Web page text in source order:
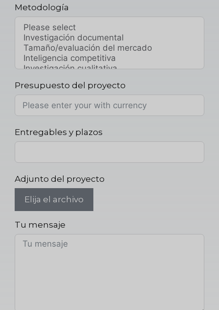
Metodología
Presupuesto del proyecto
Entregables y plazos
Adjunto del proyecto
Elija el archivo
Tu mensaje